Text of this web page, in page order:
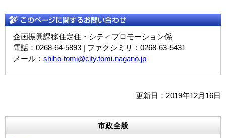
企画振興課移住定住・シティプロモーション係
電話：0268-64-5893 | ファクシミリ：0268-63-5431
メール： shiho-tomi@city.tomi.nagano.jp
更新日：2019年12月16日
市政全般